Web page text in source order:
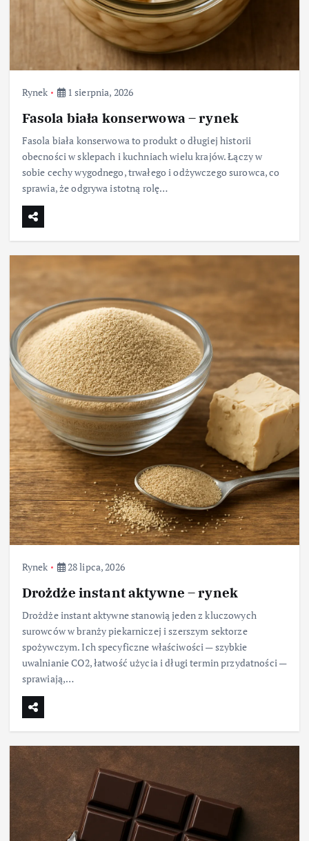
Rynek 1 sierpnia, 2026
Fasola biała konserwowa – rynek
Fasola biała konserwowa to produkt o długiej historii
obecności w sklepach i kuchniach wielu krajów. Łączy w
sobie cechy wygodnego, trwałego i odżywczego surowca, co
sprawia, że odgrywa istotną rolę…
Rynek 28 lipca, 2026
Drożdże instant aktywne – rynek
Drożdże instant aktywne stanowią jeden z kluczowych
surowców w branży piekarniczej i szerszym sektorze
spożywczym. Ich specyficzne właściwości — szybkie
uwalnianie CO2, łatwość użycia i długi termin przydatności —
sprawiają,…